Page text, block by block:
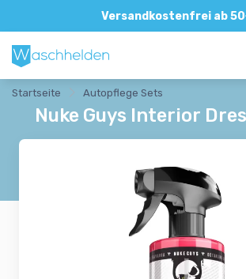
Versandkostenfrei ab
Direkte und persönliche
Startseite Autopflege Sets
Nuke Guys Interior